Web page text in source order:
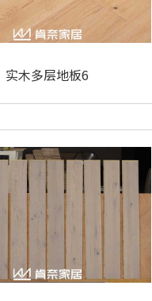
实木多层地板6